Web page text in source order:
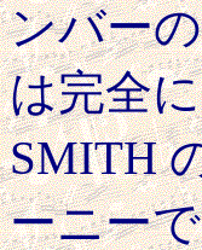
ンバー
は完全
SMITH
ーニー